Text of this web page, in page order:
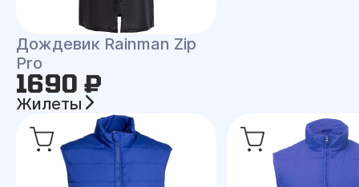
Дождевик Rainman Zip
Pro
1690 ₽
Жилеты